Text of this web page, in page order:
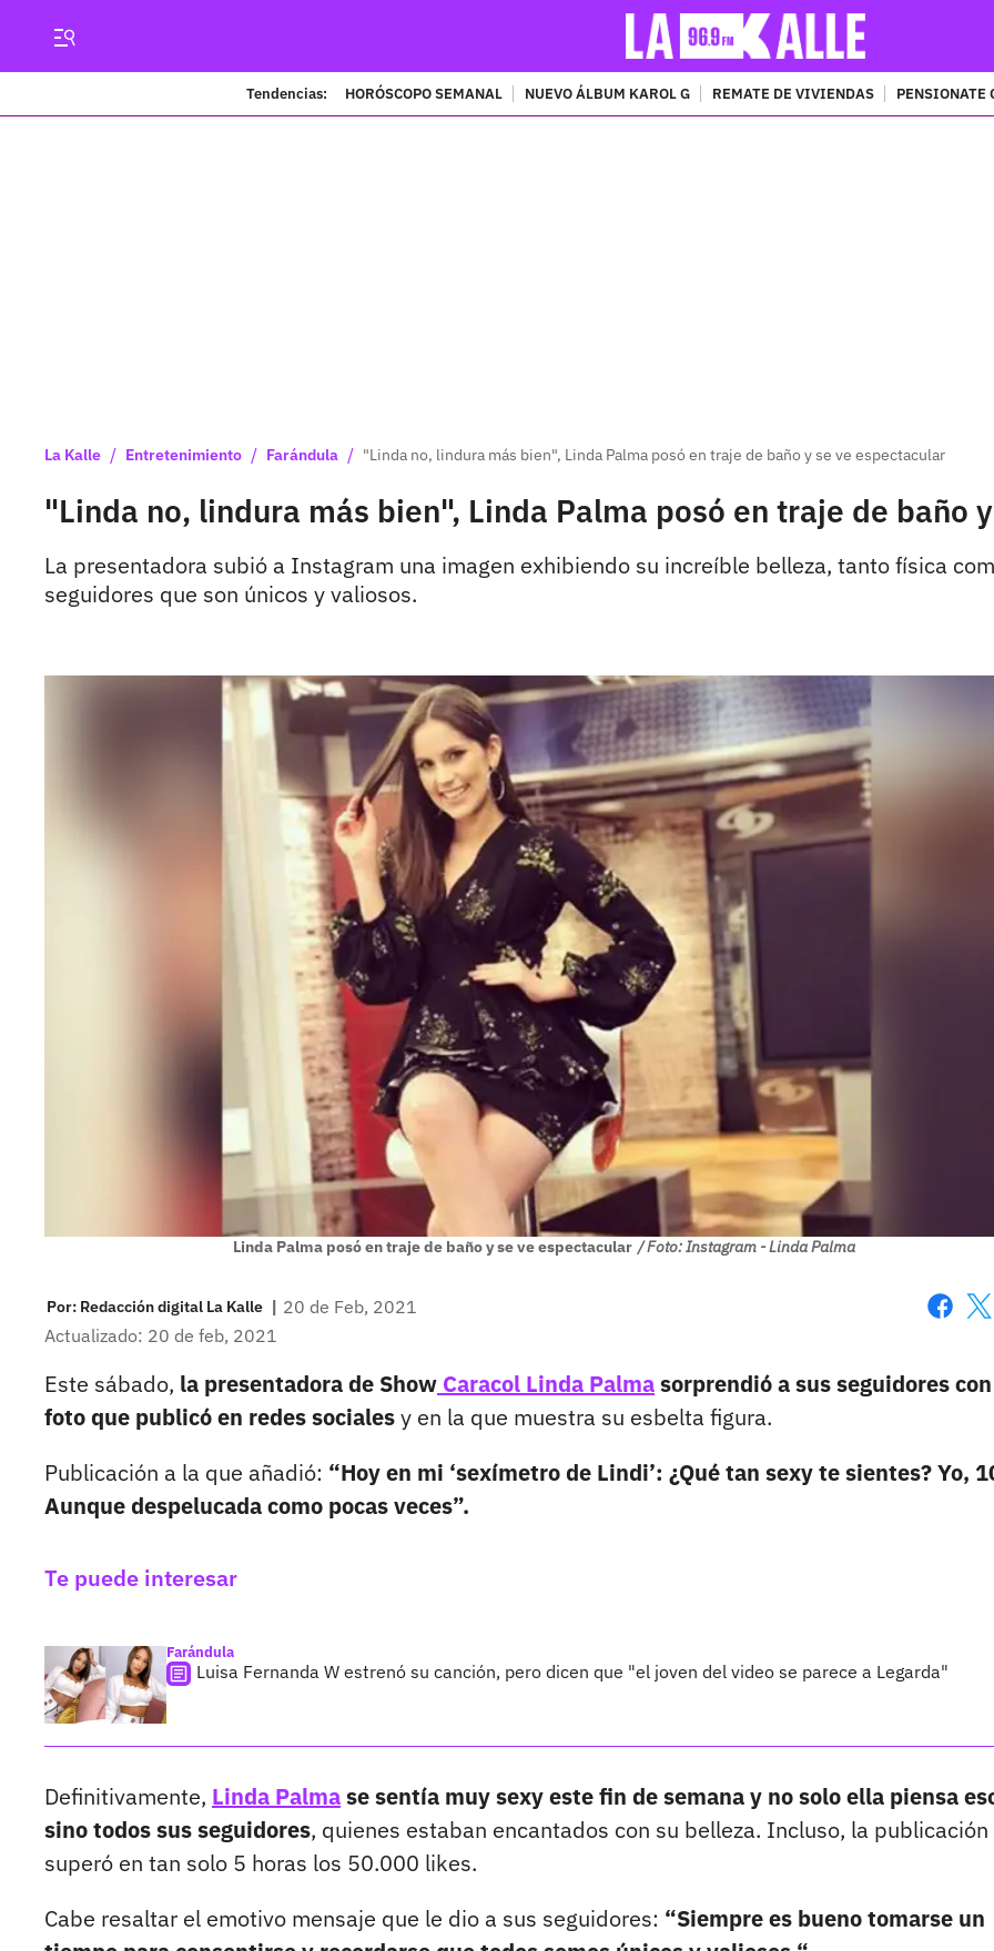
Tendencias: HORÓSCOPO SEMANAL NUEVO ÁLBUM KAROL G REMATE DE VIVIENDAS PENSIONATE
La Kalle / Entretenimiento / Farándula / "Linda no, lindura más bien", Linda Palma posó en traje de baño y se ve espectacular
"Linda no, lindura más bien", Linda Palma posó en traje de baño
La presentadora subió a Instagram una imagen exhibiendo su increíble belleza, tanto física
seguidores que son únicos y valiosos.
Linda Palma posó en traje de baño y se ve espectacular / Foto: Instagram - Linda Palma
Por: Redacción digital La Kalle | 20 de Feb, 2021
Actualizado: 20 de feb, 2021
Este sábado, la presentadora de Show Caracol Linda Palmasorprendió a sus seguidores
foto que publicó en redes socialesy en la que muestra su esbelta figura.
Publicación a la que añadió: “Hoy en mi ‘sexímetro de Lindi’: ¿Qué tan sexy te sientes? Yo,
Aunque despelucada como pocas veces”.
Te puede interesar
Farándula
Luisa Fernanda W estrenó su canción, pero dicen que "el joven del video se parece a Legarda"
Definitivamente, Linda Palmase sentía muy sexy este fin de semana y no solo ella piensa
sino todos sus seguidores, quienes estaban encantados con su belleza. Incluso, la publicación
superó en tan solo 5 horas los 50.000 likes.
Cabe resaltar el emotivo mensaje que le dio a sus seguidores: “Siempre es bueno tomarse un